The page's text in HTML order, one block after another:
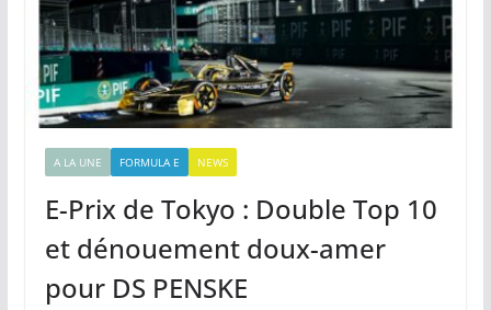
A LA UNE FORMULA E NEWS
E-Prix de Tokyo : Double Top 10
et dénouement doux-amer
pour DS PENSKE